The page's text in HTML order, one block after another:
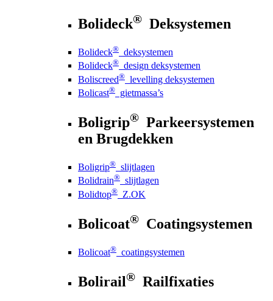
Bolideck® Deksystemen
Bolideck® deksystemen
Bolideck® design deksystemen
Boliscreed® levelling deksystemen
Bolicast® gietmassa’s
Boligrip® Parkeersystemen
en Brugdekken
Boligrip® slijtlagen
Bolidrain® slijtlagen
Bolidtop® Z.OK
Bolicoat® Coatingsystemen
Bolicoat® coatingsystemen
Bolirail® Railfixaties